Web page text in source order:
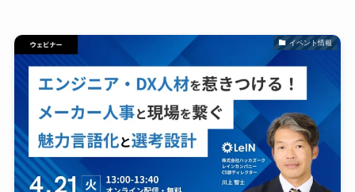
イベント情報